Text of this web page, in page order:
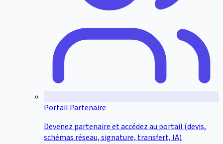
Portail Partenaire
Devenez partenaire et accédez au portail (devis,
schémas réseau, signature, transfert, IA)